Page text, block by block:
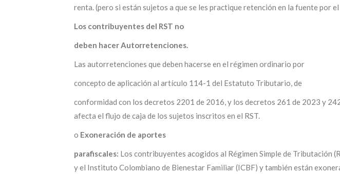
renta. (pero si están sujetos a que se les practiqueretención en la fuente por
Los contribuyentes del RST no
deben hacer Autorretenciones.
Las autorretenciones que deben hacerse en el régimen ordinario por
concepto de aplicación al artículo 114-1 del Estatuto Tributario, de
conformidad con los decretos 2201 de 2016, y los decretos 261 de 2023 y
afecta el flujo de caja de los sujetos inscritos en el RST.
o Exoneración de aportes
parafiscales: Los contribuyentes acogidos al Régimen Simple de Tributación
y el Instituto Colombiano de Bienestar Familiar (ICBF) y también están